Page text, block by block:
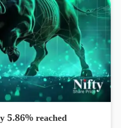
5.86% reached